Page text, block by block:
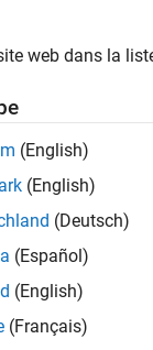
web dans la
(English)
(English)
(Deutsch)
(Español)
(English)
(Français)